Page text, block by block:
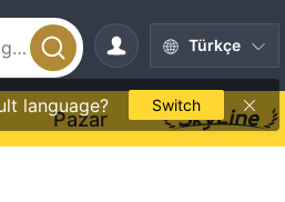
Türkçe
language? Switch
Pazar